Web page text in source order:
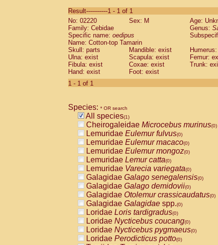
CebidaeSaguinus labiatus(0)
Cebidae Saguinus leucopus (0)
Cebidae
CebidaeSaguinus mystax
Cebidae Saguinus nigricollis (0)
Cebidae Saguinus oedipus
Cebidae Saguinus weddelli
Cebidae Saguinusspp.
Cebidae
CebidaeCebus capucinus
CebidaeCebus nigrivittatus
CebidaeCebus spp.(0)
CebidaeSaimiri boliviensis(0)
CebidaeSaimiri sciureus(0)
AtelidaeAlouatta caraya(0)
AtelidaeAlouatta fusca(0)
AtelidaeAlouatta seniculus(0)
AtelidaeAlouattaspp.(0)
AtelidaeAteles belzebuth(0)
AtelidaeAteles geoffroyi(0)
AtelidaeAteles paniscus(0)
AtelidaeAtelesspp.(0)
AtelidaeLagothrix lagothricha(0)
AtelidaeLagothrix lagothricha cana
PitheciidaeCacajao calvus
Result-----------1 - 1 of 1
No: 02220
Sex: M
Age:
Family: Cebidae
Genus:
Specific name: oedipus
Name: Cotton-top Tamarin
Skull: parts
Mandible: exist
Ulna: exist
Scapula: exist
Femur:
Fibula: exist
Coxae: exist
Trunk:
Hand: exist
Foot: exist
1 - 1 of 1
Species: * OR search
All species(1)
Cheirogaleidae Microcebus murinus(0)
Lemuridae Eulemur fulvus(0)
Lemuridae Eulemur macaco(0)
Lemuridae Eulemur mongoz(0)
Lemuridae Lemur catta(0)
Lemuridae Varecia variegata(0)
Galagidae Galago senegalensis(0)
Galagidae Galago demidovii(0)
Galagidae Otolemur crassicaudatus(0)
Galagidae Galagidae spp.(0)
Loridae Loris tardigradus(0)
Loridae Nycticebus coucang(0)
Loridae Nycticebus pygmaeus(0)
Loridae Perodicticus potto(0)